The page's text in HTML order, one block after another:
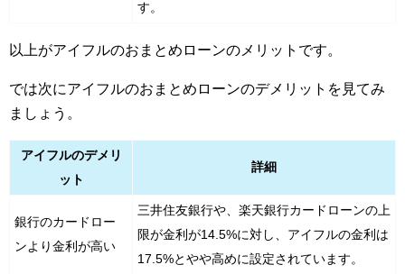
す。
以上がアイフルのおまとめローンのメリットです。
では次にアイフルのおまとめローンのデメリットを見てみ
ましょう。
アイフルのデメリ
ット
詳細
銀行のカードロー
ンより金利が高い
三井住友銀行や、楽天銀行カードローンの上
限が金利が14.5%に対し、アイフルの金利は
17.5%とやや高めに設定されています。